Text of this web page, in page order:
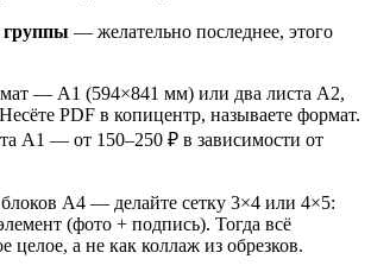
— желательно последнее, этого
— А1 (594×841 мм) или два листа А2,
PDF в копицентр, называете формат.
А1 — от 150–250 ₽ в зависимости от
А4 — делайте сетку 3×4 или 4×5:
(фото + подпись). Тогда всё
целое, а не как коллаж из обрезков.